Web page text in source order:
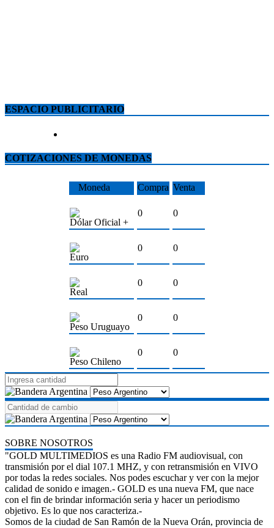
ESPACIO PUBLICITARIO
COTIZACIONES DE MONEDAS
Moneda Compra Venta
Dólar Oficial +
0 0
Euro
0 0
Real
0 0
Peso Uruguayo
0 0
Peso Chileno
0 0
SOBRE NOSOTROS
"GOLD MULTIMEDIOS es una Radio FM audiovisual, con
transmisión por el dial 107.1 MHZ, y con retransmisión en VIVO
por todas la redes sociales. Nos podes escuchar y ver con la mejor
calidad de sonido e imagen.- GOLD es una nueva FM, que nace
con el fin de brindar información seria y hacer un periodismo
objetivo. Es lo que nos caracteriza.-
Somos de la ciudad de San Ramón de la Nueva Orán, provincia de